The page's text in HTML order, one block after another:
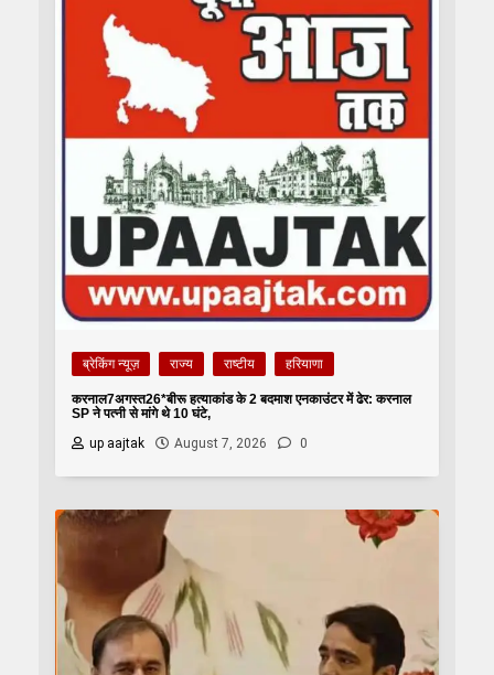
ब्रेकिंग न्यूज़ राज्य राष्टीय हरियाणा
करनाल7अगस्त26*बीरू हत्याकांड के 2 बदमाश एनकाउंटर में ढेर: करनाल
SP ने पत्नी से मांगे थे 10 घंटे,
up aajtak
August 7, 2026 0